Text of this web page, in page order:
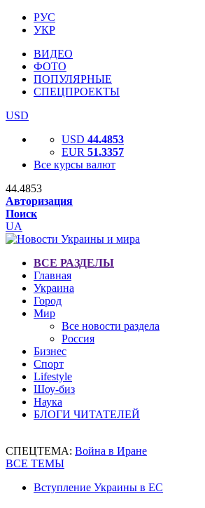
РУС
УКР
ВИДЕО
ФОТО
ПОПУЛЯРНЫЕ
СПЕЦПРОЕКТЫ
USD
USD 44.4853
EUR 51.3357
Все курсы валют
44.4853
Авторизация
Поиск
UA
ВСЕ РАЗДЕЛЫ
Главная
Украина
Город
Мир
Все новости раздела
Россия
Бизнес
Спорт
Lifestyle
Шоу-биз
Наука
БЛОГИ ЧИТАТЕЛЕЙ
СПЕЦТЕМА: Война в Иране
ВСЕ ТЕМЫ
Вступление Украины в ЕС